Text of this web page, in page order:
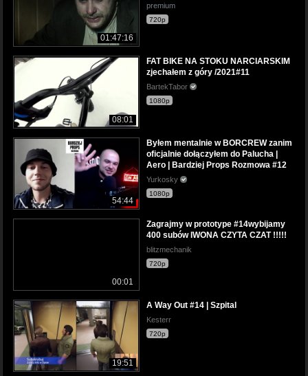
01:47:16
premium
720p
08:01
FAT BIKE NA STOKU NARCIARSKIM
zjechałem z góry /2021#11
BartekTabor
1080p
54:44
Byłem mentalnie w BORCREW zanim
oficjalnie dołączyłem do Palucha |
Aero | Bardziej Props Rozmowa #12
Yurkosky
1080p
00:01
Zagrajmy w prototype #14wybijamy
400 subów IWONA CZYTA CZAT !!!!!
blitzmechanik
720p
19:51
A Way Out #14 | Szpital
Kesterr
720p